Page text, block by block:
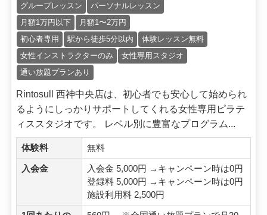
グループレッスン
パーソナルレッスン
月額1万円以下
月額1〜2万円
初心者専用
駅から徒歩5分以内
体験レッスン無料
女性インストラクターのみ
女性専用スタジオ
通い放題プランあり
Rintosull 西神中央店は、初心者でも安心して始められ
るようにしっかりサポートしてくれる女性専用ピラテ
ィススタジオです。 レベル別に豊富なプログラム...
体験料 無料
入会金
入会金 5,000円 →キャンペーン時は0円
登録料 5,000円 →キャンペーン時は0円
施設利用料 2,500円